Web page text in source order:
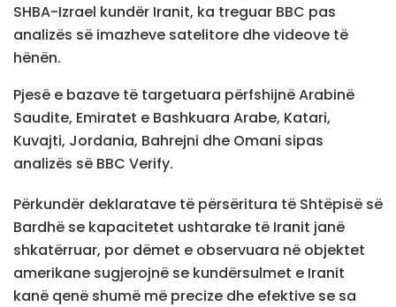
SHBA-Izrael kundër Iranit, ka treguar BBC pas
analizës së imazheve satelitore dhe videove të
hënën.
Pjesë e bazave të targetuara përfshijnë Arabinë
Saudite, Emiratet e Bashkuara Arabe, Katari,
Kuvajti, Jordania, Bahrejni dhe Omani sipas
analizës së BBC Verify.
Përkundër deklaratave të përsëritura të Shtëpisë së
Bardhë se kapacitetet ushtarake të Iranit janë
shkatërruar, por dëmet e observuara në objektet
amerikane sugjerojnë se kundërsulmet e Iranit
kanë qenë shumë më precize dhe efektive se sa